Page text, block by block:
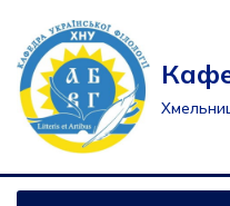
Перейти
до
вмісту